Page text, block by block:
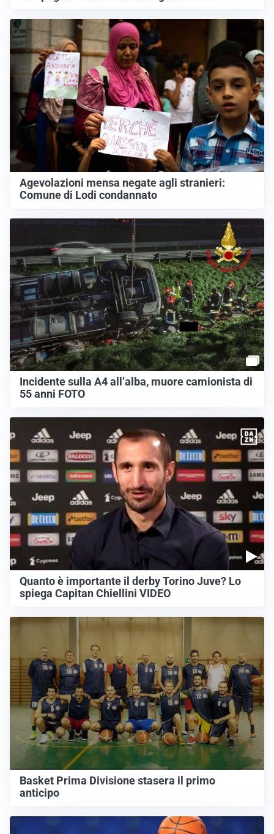
Agevolazioni mensa negate agli stranieri:
Comune di Lodi condannato
Incidente sulla A4 all’alba, muore camionista di
55 anni FOTO
Quanto è importante il derby Torino Juve? Lo
spiega Capitan Chiellini VIDEO
Basket Prima Divisione stasera il primo
anticipo